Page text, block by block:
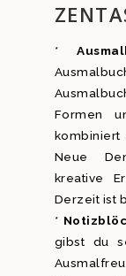
*
Formen
kombiniert
Neue
kreative
Derzeit ist
*
gibst du